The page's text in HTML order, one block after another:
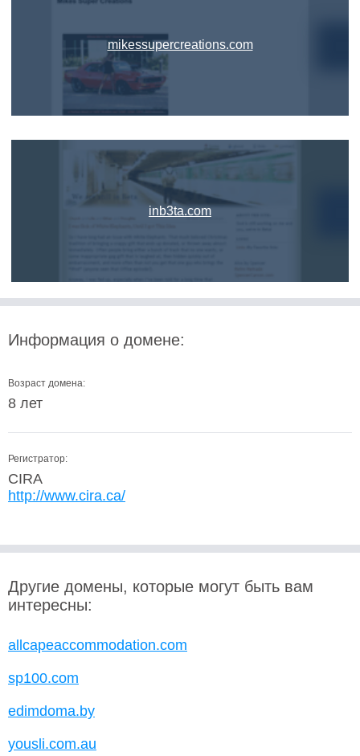
mikessupercreations.com
inb3ta.com
Информация о домене:
Возраст домена:
8 лет
Регистратор:
CIRA
http://www.cira.ca/
Другие домены, которые могут быть вам
интересны:
allcapeaccommodation.com
sp100.com
edimdoma.by
yousli.com.au